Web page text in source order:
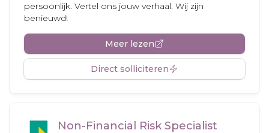
persoonlijk. Vertel ons jouw verhaal. Wij zijn
benieuwd!
Meer lezen
Direct solliciteren
Non-Financial Risk Specialist